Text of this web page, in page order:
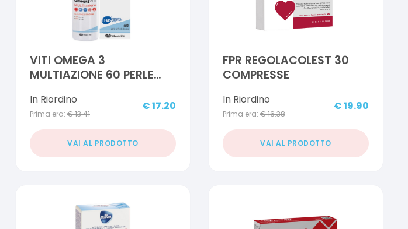
VITI OMEGA 3
MULTIAZIONE 60 PERLE
In Riordino
Prima era: €13.41
€17.20
VAI AL PRODOTTO
FPR REGOLACOLEST 30
COMPRESSE
In Riordino
Prima era: €16.38
€19.90
VAI AL PRODOTTO